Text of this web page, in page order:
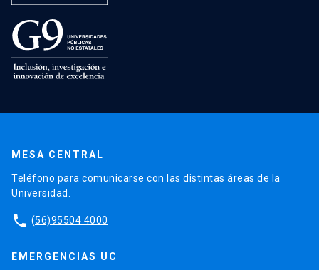
MESA CENTRAL
Teléfono para comunicarse con las distintas áreas de la
Universidad.
phone (56)95504 4000
EMERGENCIAS UC